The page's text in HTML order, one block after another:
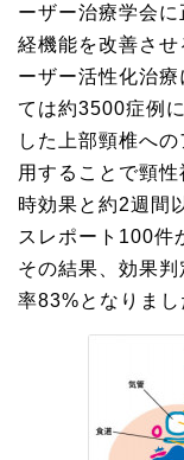
ーザー治療学会
経機能を改善さ
ーザー活性化治
ては約3500症例
した上部頸椎へ
用することで頸
時効果と約2週間
スレポート100件
その結果、効果
率83%となりまし